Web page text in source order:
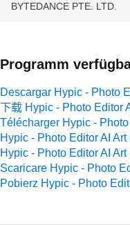
BYTEDANCE PTE. LTD.
Programm
Descargar Hypic - Photo
下载 Hypic - Photo Editor
Télécharger Hypic -
Hypic - Photo Editor AI
Hypic - Photo Editor AI
Scaricare Hypic - Photo
Pobierz Hypic - Photo